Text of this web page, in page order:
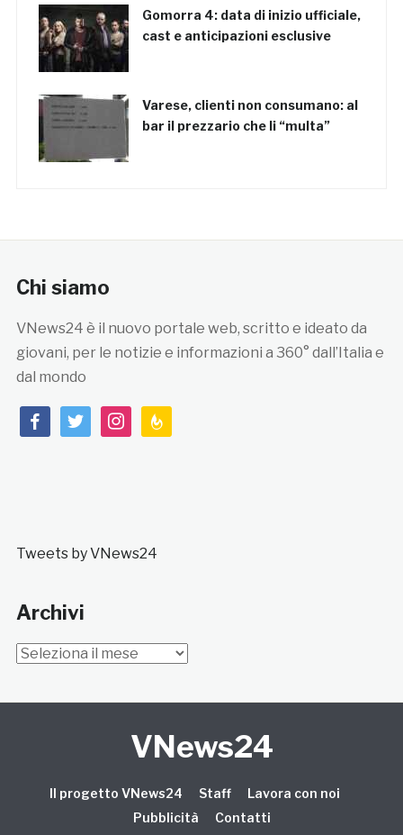
Gomorra 4: data di inizio ufficiale,
cast e anticipazioni esclusive
Varese, clienti non consumano: al
bar il prezzario che li “multa”
Chi siamo
VNews24 è il nuovo portale web, scritto e ideato da
giovani, per le notizie e informazioni a 360° dall’Italia e
dal mondo
facebooktwitterinstagramfeedburner
Tweets by VNews24
Archivi
Archivi
VNews24
Il progetto VNews24 Staff
Lavora con noi
Pubblicità
Contatti